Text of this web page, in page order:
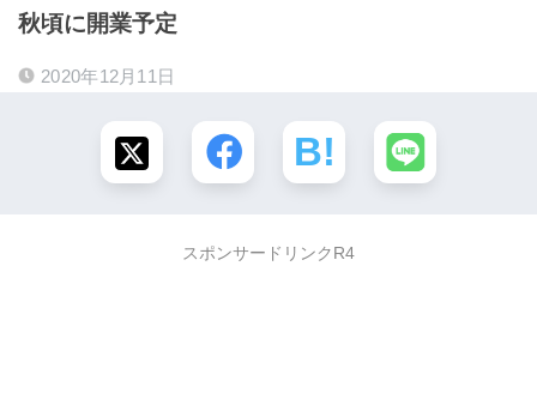
秋頃に開業予定
2020年12月11日
スポンサードリンクR4